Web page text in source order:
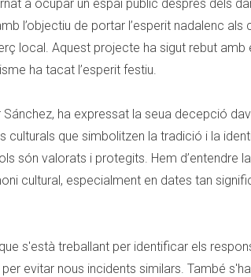
a ocupar un espai públic després dels
l’objectiu de portar l’esperit nadalenc
local. Aquest projecte ha sigut rebut amb
ha tacat l’esperit festiu.
Sánchez, ha expressat la seua decepció
culturals que simbolitzen la tradició i la
són valorats i protegits. Hem d’entendre
cultural, especialment en dates tan
s'està treballant per identificar els
evitar nous incidents similars. També